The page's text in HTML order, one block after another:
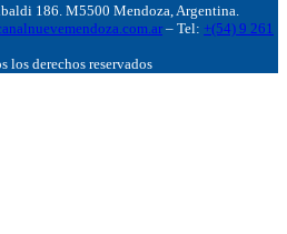
186. M5500 Mendoza, Argentina.
– Tel: +(54) 9 261
derechos reservados